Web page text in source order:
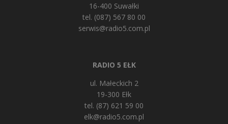
16-400 Suwałki
tel. (087) 567 80 00
serwis@radio5.com.pl
RADIO 5 EŁK
ul. Małeckich 2
19-300 Ełk
tel. (87) 621 59 00
elk@radio5.com.pl